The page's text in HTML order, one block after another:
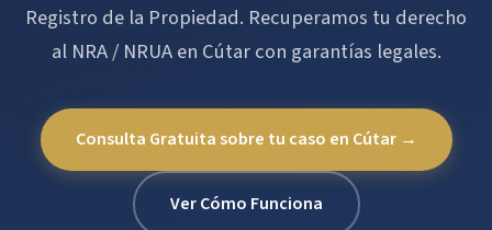
Registro de la Propiedad. Recuperamos tu derecho
al NRA / NRUA en Cútar con garantías legales.
Consulta Gratuita sobre tu caso en Cútar →
Ver Cómo Funciona